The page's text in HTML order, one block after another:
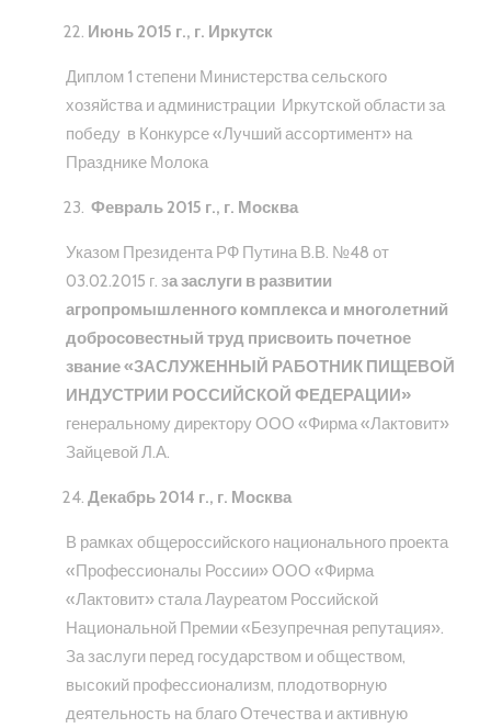
Июнь 2015 г., г. Иркутск
Диплом 1 степени Министерства сельского
хозяйства и администрации Иркутской области за
победу в Конкурсе «Лучший ассортимент» на
Празднике Молока
Февраль 2015 г., г. Москва
Указом Президента РФ Путина В.В. №48 от
03.02.2015 г. за заслуги в развитии
агропромышленного комплекса и многолетний
добросовестный труд присвоить почетное
звание«ЗАСЛУЖЕННЫЙ РАБОТНИК ПИЩЕВОЙ
ИНДУСТРИИ РОССИЙСКОЙ ФЕДЕРАЦИИ»
генеральному директору ООО «Фирма «Лактовит»
Зайцевой Л.А.
Декабрь 2014 г., г. Москва
В рамках общероссийского национального проекта
«Профессионалы России» ООО «Фирма
«Лактовит» стала Лауреатом Российской
Национальной Премии «Безупречная репутация».
За заслуги перед государством и обществом,
высокий профессионализм, плодотворную
деятельность на благо Отечества и активную